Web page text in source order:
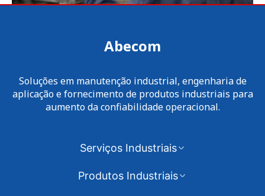
Abecom
Soluções em manutenção industrial, engenharia de
aplicação e fornecimento de produtos industriais para
aumento da confiabilidade operacional.
Serviços Industriais
Produtos Industriais